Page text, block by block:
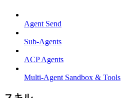
Agent Send
Sub-Agents
ACP Agents
Multi-Agent Sandbox & Tools